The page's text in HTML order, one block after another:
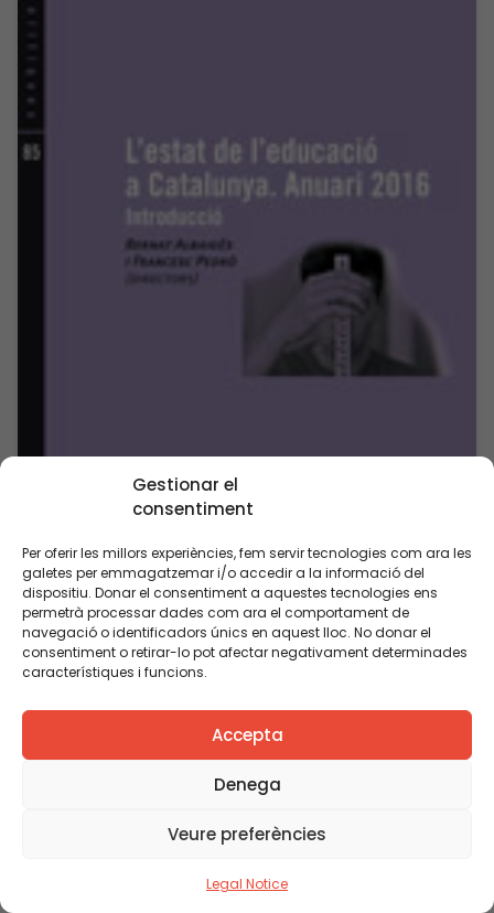
Gestionar el
consentiment
Per oferir les millors experiències, fem servir tecnologies com ara les
galetes per emmagatzemar i/o accedir a la informació del
dispositiu. Donar el consentiment a aquestes tecnologies ens
permetrà processar dades com ara el comportament de
navegació o identificadors únics en aquest lloc. No donar el
consentiment o retirar-lo pot afectar negativament determinades
característiques i funcions.
Accepta
Denega
Veure preferències
Legal Notice
Introducció. L’estat de l’educació a
Catalunya. Anuari 2016 (Introducció)